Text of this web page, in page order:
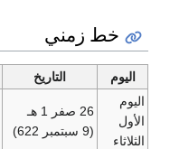
خط زمني
اليوم التاريخ
اليوم
الأول
الثلاثاء
26 صفر 1 هـ
(9 سبتمبر 622)